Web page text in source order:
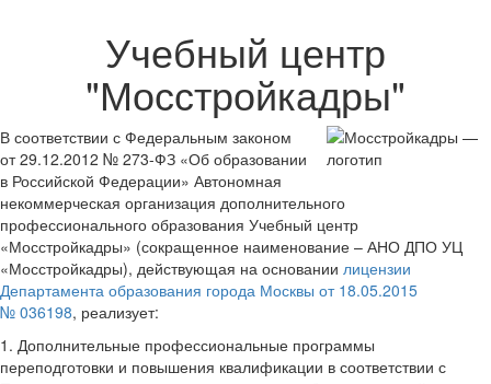
Учебный центр
"Мосстройкадры"
В соответствии с Федеральным законом
от 29.12.2012 № 273-ФЗ «Об образовании
в Российской Федерации» Автономная
некоммерческая организация дополнительного
профессионального образования Учебный центр
«Мосстройкадры» (сокращенное наименование – АНО ДПО УЦ
«Мосстройкадры), действующая на основании лицензии
Департамента образования города Москвы от 18.05.2015
№ 036198, реализует:
1. Дополнительные профессиональные программы
переподготовки и повышения квалификации в соответствии с